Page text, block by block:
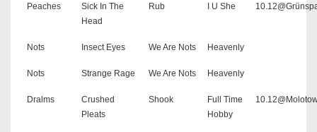
Peaches
Sick In The
Head
Rub I U She
Nots Insect Eyes We Are Nots Heavenly
Nots Strange Rage We Are Nots Heavenly
Dralms
Crushed
Pleats
Shook
Full Time
Hobby